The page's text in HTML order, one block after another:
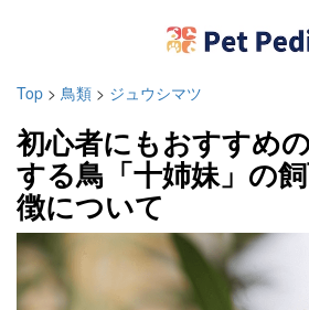
Top > 鳥類 > ジュウシマツ
初心者にもおすすめ
する鳥「十姉妹」の
徴について